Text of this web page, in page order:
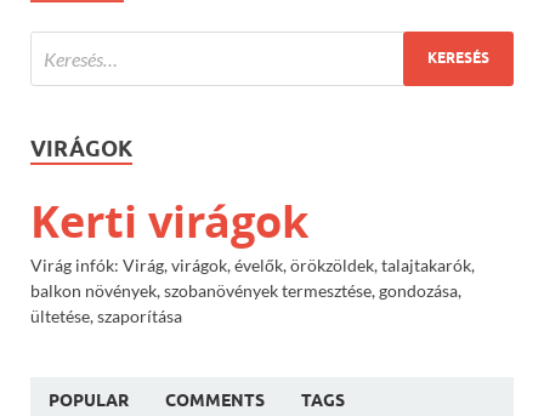
VIRÁGOK
Kerti virágok
Virág infók: Virág, virágok, évelők, örökzöldek, talajtakarók,
balkon növények, szobanövények termesztése, gondozása,
ültetése, szaporítása
POPULAR COMMENTS TAGS